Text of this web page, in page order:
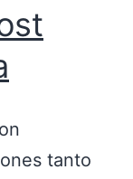
tanto